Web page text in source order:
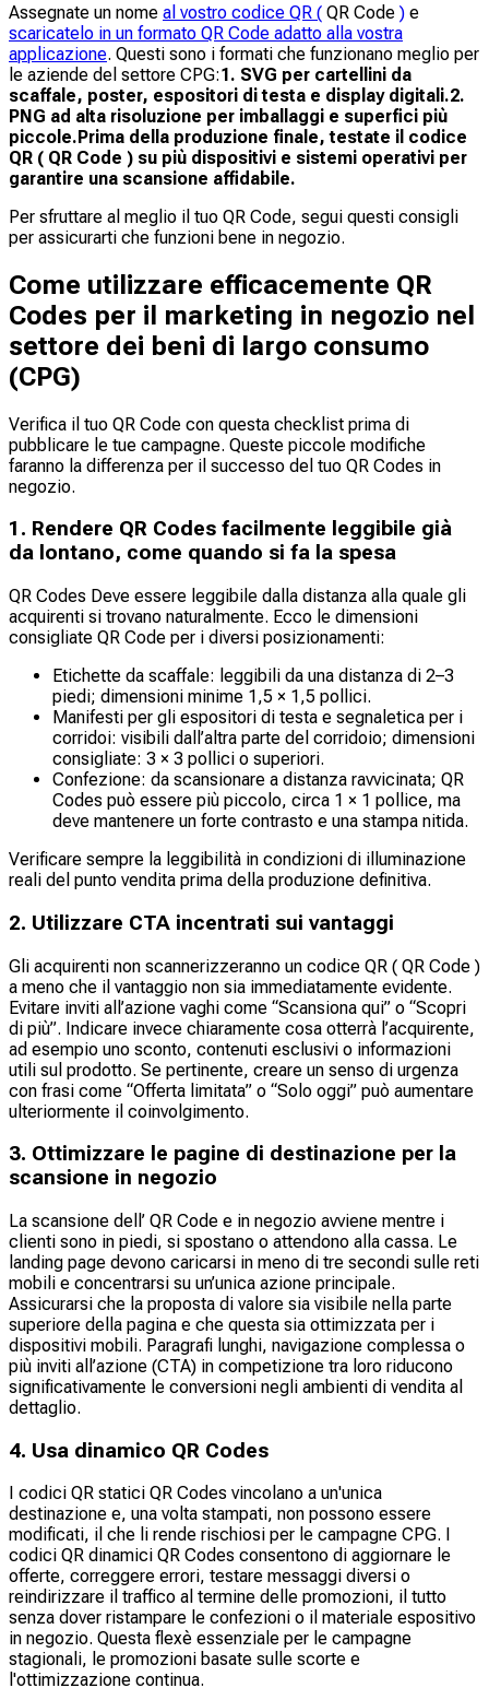
Assegnate un nome al vostro codice QR ( QR Code ) e
scaricatelo in un formato QR Code adatto alla vostra
applicazione. Questi sono i formati che funzionano meglio per
le aziende del settore CPG:1. SVG per cartellini da
scaffale, poster, espositori di testa e display digitali.2.
PNG ad alta risoluzione per imballaggi e superfici più
piccole.Prima della produzione finale, testate il codice
QR ( QR Code ) su più dispositivi e sistemi operativi per
garantire una scansione affidabile.
Per sfruttare al meglio il tuo QR Code, segui questi consigli
per assicurarti che funzioni bene in negozio.
Come utilizzare efficacemente QR
Codes per il marketing in negozio nel
settore dei beni di largo consumo
(CPG)
Verifica il tuo QR Code con questa checklist prima di
pubblicare le tue campagne. Queste piccole modifiche
faranno la differenza per il successo del tuo QR Codes in
negozio.
1. Rendere QR Codes facilmente leggibile già
da lontano, come quando si fa la spesa
QR Codes Deve essere leggibile dalla distanza alla quale gli
acquirenti si trovano naturalmente. Ecco le dimensioni
consigliate QR Code per i diversi posizionamenti:
Etichette da scaffale: leggibili da una distanza di 2–3
piedi; dimensioni minime 1,5 × 1,5 pollici.
Manifesti per gli espositori di testa e segnaletica per i
corridoi: visibili dall’altra parte del corridoio; dimensioni
consigliate: 3 × 3 pollici o superiori.
Confezione: da scansionare a distanza ravvicinata; QR
Codes può essere più piccolo, circa 1 × 1 pollice, ma
deve mantenere un forte contrasto e una stampa nitida.
Verificare sempre la leggibilità in condizioni di illuminazione
reali del punto vendita prima della produzione definitiva.
2. Utilizzare CTA incentrati sui vantaggi
Gli acquirenti non scannerizzeranno un codice QR ( QR Code )
a meno che il vantaggio non sia immediatamente evidente.
Evitare inviti all’azione vaghi come “Scansiona qui” o “Scopri
di più”. Indicare invece chiaramente cosa otterrà l’acquirente,
ad esempio uno sconto, contenuti esclusivi o informazioni
utili sul prodotto. Se pertinente, creare un senso di urgenza
con frasi come “Offerta limitata” o “Solo oggi” può aumentare
ulteriormente il coinvolgimento.
3. Ottimizzare le pagine di destinazione per la
scansione in negozio
La scansione dell’ QR Code e in negozio avviene mentre i
clienti sono in piedi, si spostano o attendono alla cassa. Le
landing page devono caricarsi in meno di tre secondi sulle reti
mobili e concentrarsi su un’unica azione principale.
Assicurarsi che la proposta di valore sia visibile nella parte
superiore della pagina e che questa sia ottimizzata per i
dispositivi mobili. Paragrafi lunghi, navigazione complessa o
più inviti all’azione (CTA) in competizione tra loro riducono
significativamente le conversioni negli ambienti di vendita al
dettaglio.
4. Usa dinamico QR Codes
I codici QR statici QR Codes vincolano a un'unica
destinazione e, una volta stampati, non possono essere
modificati, il che li rende rischiosi per le campagne CPG. I
codici QR dinamici QR Codes consentono di aggiornare le
offerte, correggere errori, testare messaggi diversi o
reindirizzare il traffico al termine delle promozioni, il tutto
senza dover ristampare le confezioni o il materiale espositivo
in negozio. Questa flexè essenziale per le campagne
stagionali, le promozioni basate sulle scorte e
l'ottimizzazione continua.